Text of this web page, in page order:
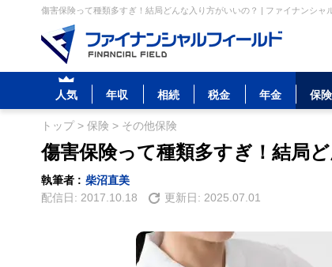
傷害保険って種類多すぎ！結局どんな入り方がいいの？ | ファイナンシャ
人気 年収 相続 税金 年金 保険
トップ> 保険 > その他保険
傷害保険って種類多すぎ！結局
執筆者 : 柴沼直美
配信日: 2017.10.18 更新日: 2025.07.01